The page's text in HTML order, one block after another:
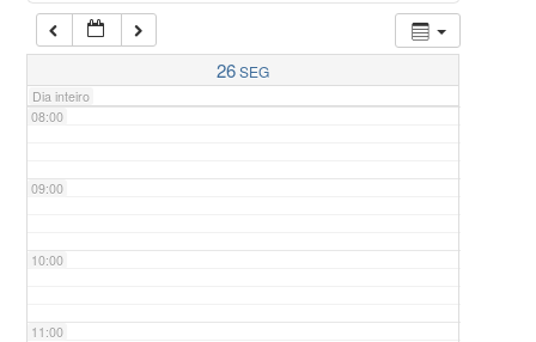
26SEG
Dia inteiro
07:00
08:00
09:00
10:00
11:00